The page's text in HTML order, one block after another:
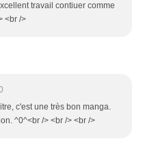
travail contiuer comme
<br />
c'est une très bon manga.
^0^<br /> <br /> <br />